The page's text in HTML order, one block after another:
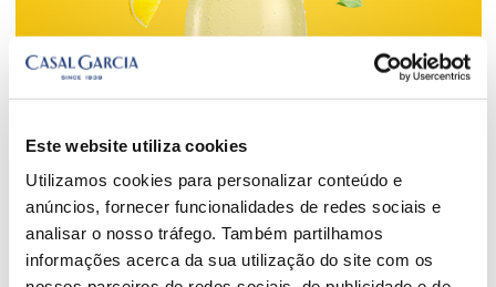
Este website utiliza cookies
Utilizamos cookies para personalizar conteúdo e
anúncios, fornecer funcionalidades de redes sociais e
analisar o nosso tráfego. Também partilhamos
informações acerca da sua utilização do site com os
Descobrir